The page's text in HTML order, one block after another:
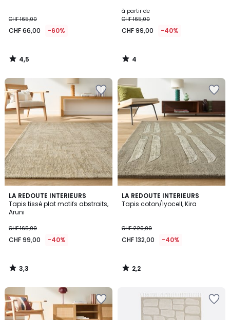
CHF 165,00
CHF 66,00 -60%
4,5
/
à partir de
CHF 165,00
CHF 99,00 -40%
4
/
LA REDOUTE INTERIEURS
Tapis tissé plat motifs abstraits,
Aruni
CHF 165,00
CHF 99,00 -40%
3,3
/ 5
3,3
/
LA REDOUTE INTERIEURS
Tapis coton/lyocell, Kira
CHF 220,00
CHF 132,00 -40%
2,2
/ 5
2,2
/